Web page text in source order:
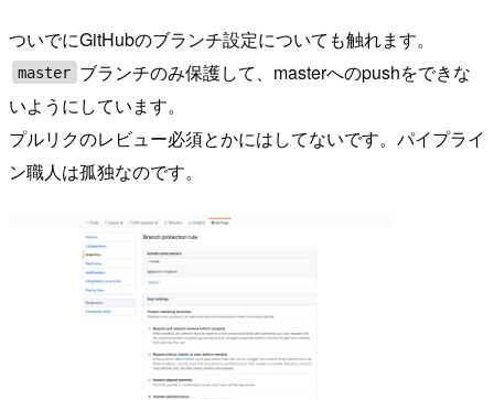
ついでにGitHubのブランチ設定についても触れます。
master ブランチのみ保護して、masterへのpushをできな
いようにしています。
プルリクのレビュー必須とかにはしてないです。パイプライ
ン職人は孤独なのです。